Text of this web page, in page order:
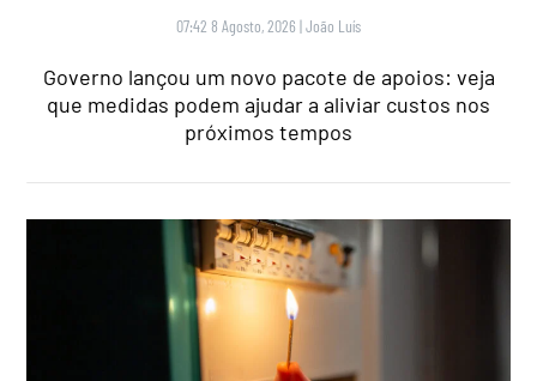
07:42 8 Agosto, 2026 |João Luís
Governo lançou um novo pacote de apoios: veja
que medidas podem ajudar a aliviar custos nos
próximos tempos